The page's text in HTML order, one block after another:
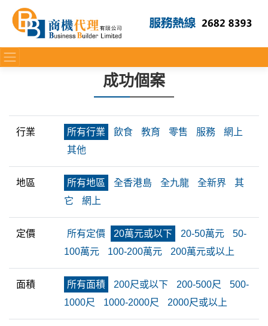
成功個案
行業 所有行業 飲食 教育 零售 服務
網上
其他
地區 所有地區 全香港島 全九龍 全新界
其
它
網上
定價 所有定價 20萬元或以下 20-50萬元
50-
100萬元
100-200萬元 200萬元或以上
面積 所有面積 200尺或以下 200-500尺
500-
1000尺
1000-2000尺 2000尺或以上